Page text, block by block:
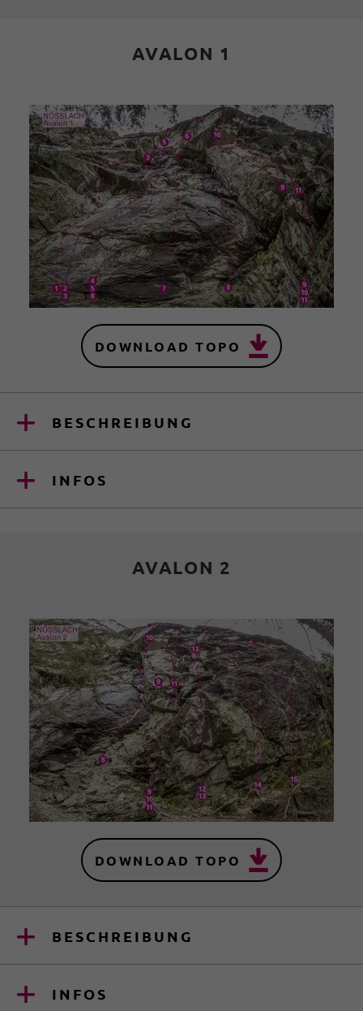
AVALON 1
DOWNLOAD TOPO
BESCHREIBUNG
INFOS
AVALON 2
DOWNLOAD TOPO
BESCHREIBUNG
INFOS